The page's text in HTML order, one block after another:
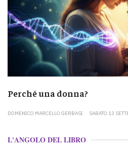
Perché una donna?
DOMENICO MARCELLO GERBASI SABATO 13
L'ANGOLO DEL LIBRO